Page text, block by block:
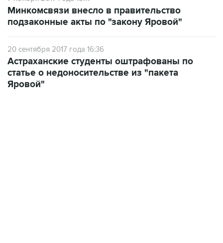
Минкомсвязи внесло в правительство
подзаконные акты по "закону Яровой"
20 сентября 2017 года 16:36
Астраханские студенты оштрафованы по
статье о недоносительстве из "пакета
Яровой"